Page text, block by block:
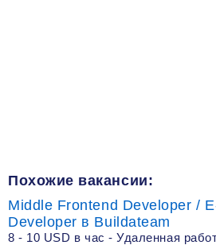
Похожие вакансии:
Middle Frontend Developer /
Developer в Buildateam
8 - 10 USD в час - Удаленная